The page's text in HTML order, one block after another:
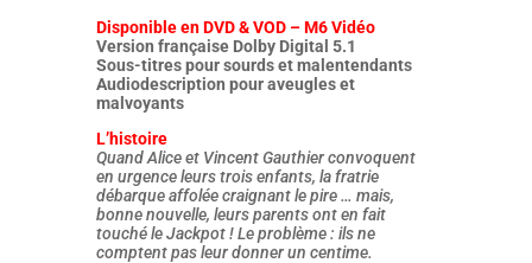
Disponible en DVD & VOD – M6 Vidéo
Version française Dolby Digital 5.1
Sous-titres pour sourds et malentendants
Audiodescription pour aveugles et
malvoyants
L’histoire
Quand Alice et Vincent Gauthier convoquent
en urgence leurs trois enfants, la fratrie
débarque affolée craignant le pire … mais,
bonne nouvelle, leurs parents ont en fait
touché le Jackpot ! Le problème : ils ne
comptent pas leur donner un centime.